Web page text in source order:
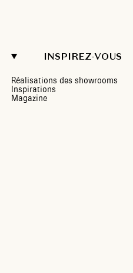
INSPIREZ-VOUS
Réalisations des showrooms
Inspirations
Magazine